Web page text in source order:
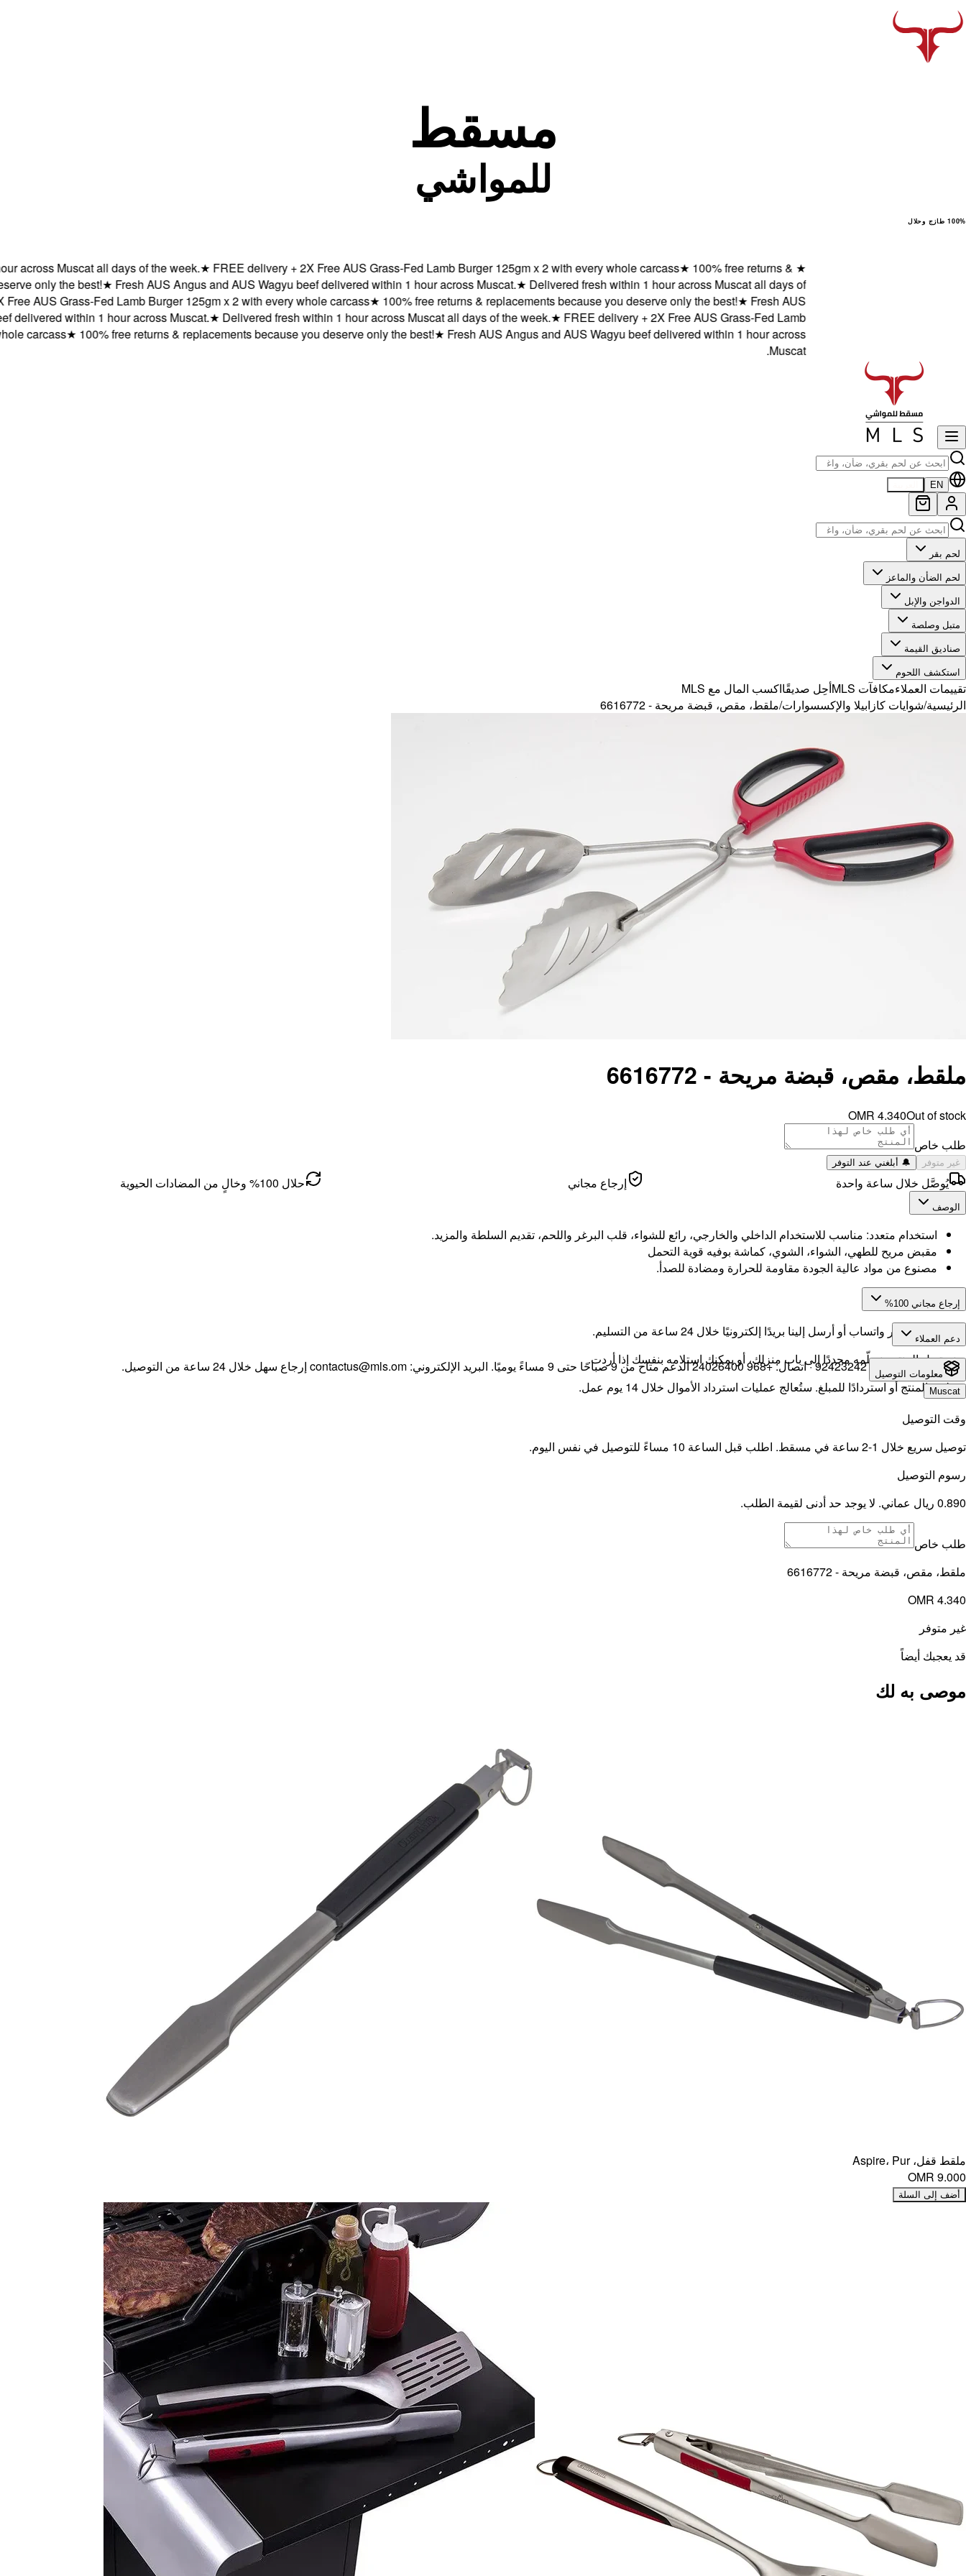
مسقط
للمواشي
100% طازج وحلال
★
Muscat all days of the week.★FREE delivery + 2X Free AUS Grass-Fed Lamb Burger 125gm x 2 with every whole carcass★100% free returns &
only the best!★Fresh AUS Angus and AUS Wagyu beef delivered within 1 hour across Muscat.★Delivered fresh within 1 hour across Muscat all days of
AUS Grass-Fed Lamb Burger 125gm x 2 with every whole carcass★100% free returns & replacements because you deserve only the best!★Fresh AUS
within 1 hour across Muscat.★Delivered fresh within 1 hour across Muscat all days of the week.★FREE delivery + 2X Free AUS Grass-Fed Lamb
carcass★100% free returns & replacements because you deserve only the best!★Fresh AUS Angus and AUS Wagyu beef delivered within 1 hour across
Muscat.
EN
لحم بقر
لحم الضأن والماعز
الدواجن والإبل
متبل وصلصة
صناديق القيمة
استكشف اللحوم
تقييمات العملاءمكافآت MLS أحِل صديقًااكسب المال مع MLS
الرئيسية/شوايات كازابيلا والإكسسوارات/ملقط، مقص، قبضة مريحة - 6616772
ملقط، مقص، قبضة مريحة - 6616772
OMR 4.340Out of stock
طلب خاص
غير متوفر 🔔 أبلغني عند التوفر
يُوصَّل خلال ساعة واحدة إرجاع مجاني حلال 100% وخالٍ من المضادات الحيوية
الوصف
استخدام متعدد: مناسب للاستخدام الداخلي والخارجي، رائع للشواء، قلب البرغر واللحم، تقديم السلطة والمزيد.
مقبض مريح للطهي، الشواء، الشوي، كماشة بوفيه قوية التحمل
مصنوع من مواد عالية الجودة مقاومة للحرارة ومضادة للصدأ.
إرجاع مجاني 100%
أرسل رسالة عبر واتساب أو أرسل إلينا بريدًا إلكترونيًا خلال 24 ساعة من التسليم.
سنستبدل المنتج ونسلّمه مجددًا إلى باب منزلك، أو يمكنك استلامه بنفسك إذا أردت.
ستتلقى المنتج أو استردادًا للمبلغ. ستُعالج عمليات استرداد الأموال خلال 14 يوم عمل.
دعم العملاء
واتساب: · اتصال:+968 24026400 الدعم متاح من 9 صباحًا حتى 9 مساءً يوميًا. البريد الإلكتروني: contactus@mls.om إرجاع سهل خلال 24 ساعة من التوصيل.
معلومات التوصيل
Muscat
وقت التوصيل
توصيل سريع خلال 1-2 ساعة في مسقط. اطلب قبل الساعة 10 مساءً للتوصيل في نفس اليوم.
رسوم التوصيل
0.890 ريال عماني. لا يوجد حد أدنى لقيمة الطلب.
طلب خاص
ملقط، مقص، قبضة مريحة - 6616772
OMR 4.340
غير متوفر
قد يعجبك أيضاً
موصى به لك
ملقط قفل، Aspire، Pur
OMR 9.000
أضف إلى السلة